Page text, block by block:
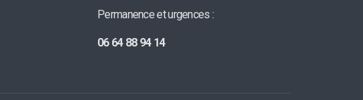
Permanence et urgences :
06 64 88 94 14